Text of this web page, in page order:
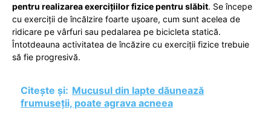
pentru realizarea exercițiilor fizice pentru slăbit. Se începe
cu exerciții de încălzire foarte ușoare, cum sunt acelea de
ridicare pe vârfuri sau pedalarea pe bicicleta statică.
Întotdeauna activitatea de încăzire cu exerciții fizice trebuie
să fie progresivă.
Citește și: Mucusul din lapte dăunează
frumuseții, poate agrava acneea